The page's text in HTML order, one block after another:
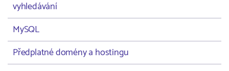
vyhledávání
MySQL
Předplatné domény a hostingu